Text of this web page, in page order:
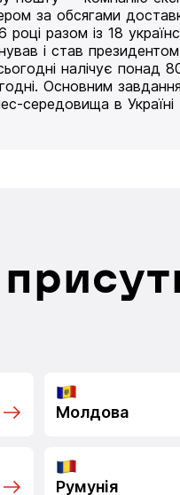
за обсягами
році разом із 18
і став
налічує понад
Основним
середовища в Україні
Молдова
Румунія